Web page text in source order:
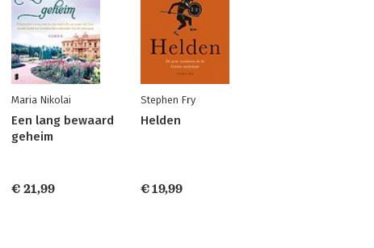
Maria Nikolai
Een lang bewaard
geheim
€ 21,99
Stephen Fry
Helden
€ 19,99